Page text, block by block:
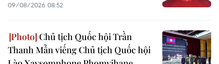
09/08/2026 08:52
Chủ tịch Quốc hội Trần
Thanh Mẫn viếng Chủ tịch Quốc hội